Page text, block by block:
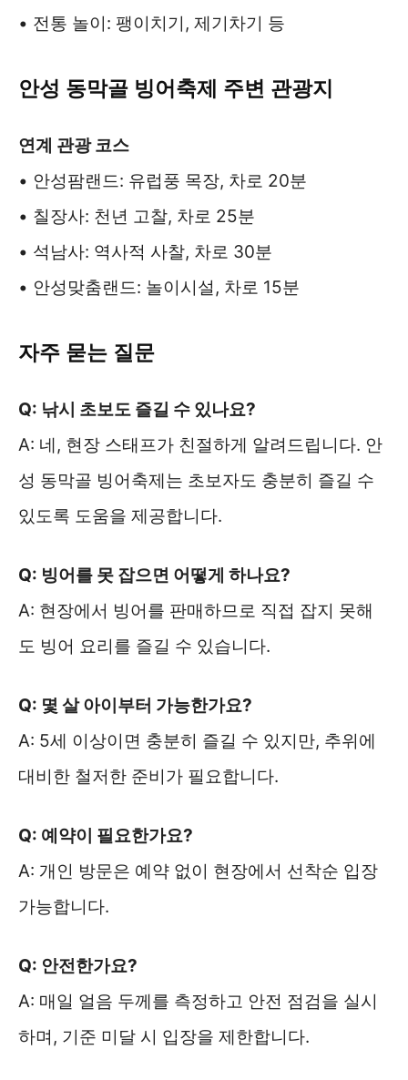
• 전통 놀이: 팽이치기, 제기차기 등
안성 동막골 빙어축제 주변 관광지
연계 관광 코스
• 안성팜랜드: 유럽풍 목장, 차로 20분
• 칠장사: 천년 고찰, 차로 25분
• 석남사: 역사적 사찰, 차로 30분
• 안성맞춤랜드: 놀이시설, 차로 15분
자주 묻는 질문
Q: 낚시 초보도 즐길 수 있나요?
A: 네, 현장 스태프가 친절하게 알려드립니다. 안
성 동막골 빙어축제는 초보자도 충분히 즐길 수
있도록 도움을 제공합니다.
Q: 빙어를 못 잡으면 어떻게 하나요?
A: 현장에서 빙어를 판매하므로 직접 잡지 못해
도 빙어 요리를 즐길 수 있습니다.
Q: 몇 살 아이부터 가능한가요?
A: 5세 이상이면 충분히 즐길 수 있지만, 추위에
대비한 철저한 준비가 필요합니다.
Q: 예약이 필요한가요?
A: 개인 방문은 예약 없이 현장에서 선착순 입장
가능합니다.
Q: 안전한가요?
A: 매일 얼음 두께를 측정하고 안전 점검을 실시
하며, 기준 미달 시 입장을 제한합니다.